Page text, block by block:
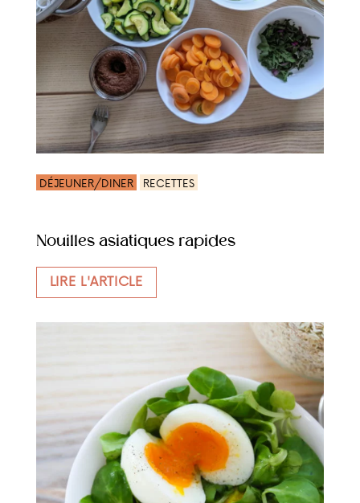
DÉJEUNER/DINER RECETTES
Nouilles asiatiques rapides
LIRE L'ARTICLE